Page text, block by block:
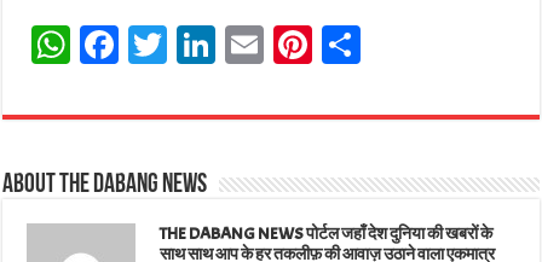
W
ts
A
pp
Fa
bo
ok
T
tt
er
Li
ed
E
ail
Pi
er
t
e
About The Dabang News
THE DABANG NEWS पोर्टल जहाँ देश दुनिया की खबरों के
साथ साथ आप के हर तकलीफ़ की आवाज़ उठाने वाला एकमात्र